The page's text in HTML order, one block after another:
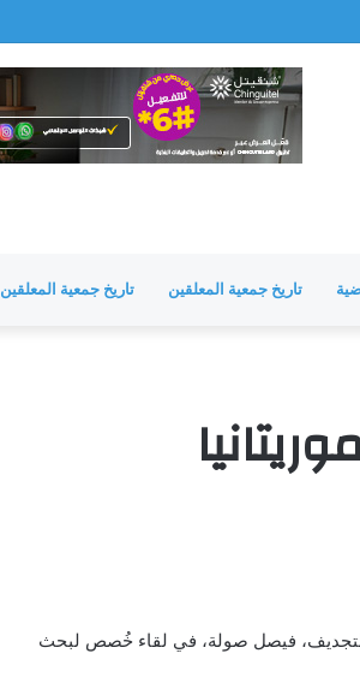
تاريخ جمعية المعلقين تاريخ جمعية المعلقين
للتجديف، فيصل صولة، في لقاء خُصص لبحث